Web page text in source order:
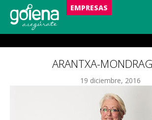
EMPRESASNOTICIAS
ARANTXA-
19 diciembre, 2016